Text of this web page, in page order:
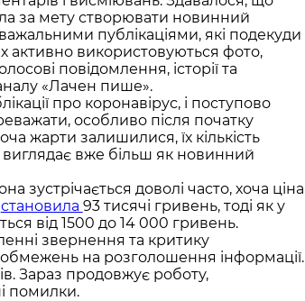
за мету створювати новинний
публікаціями, які подекуди
активно використовуються фото,
повідомлення, історії та
«Лачен пише».
про коронавірус, і поступово
особливо після початку
жарти залишилися, їх кількість
вже більш як новинний
зустрічається доволі часто, хоча ціна
становила 93 тисячі гривень, тоді як у
від 1500 до 14 000 гривень.
звернення та критику
на розголошення інформації.
Зараз продовжує роботу,
помилки.